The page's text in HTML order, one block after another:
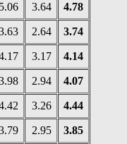
5.06 3.64 4.78
2.64 3.74
3.17 4.14
2.94 4.07
3.26 4.44
2.95 3.85